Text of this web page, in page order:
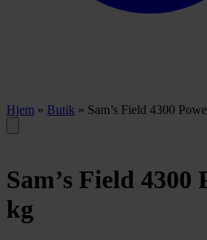
Hjem » Butik » Sam’s Field 4300
Sam’s Field 4300
kg